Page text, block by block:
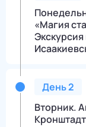
«Магия
День2
Вторник.